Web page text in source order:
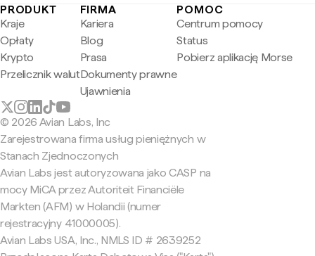
PRODUKT
Kraje
Opłaty
Krypto
Przelicznik walut
FIRMA
Kariera
Blog
Prasa
Dokumenty prawne
Ujawnienia
POMOC
Centrum pomocy
Status
Pobierz aplikację Morse
© 2026 Avian Labs, Inc
Zarejestrowana firma usług pieniężnych w
Stanach Zjednoczonych
Avian Labs jest autoryzowana jako CASP na
mocy MiCA przez Autoriteit Financiële
Markten (AFM) w Holandii (numer
rejestracyjny 41000005).
Avian Labs USA, Inc., NMLS ID # 2639252